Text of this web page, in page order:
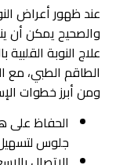
عند ظهور أعراض
والصحيح يمكن أن
علاج النوبة
الطاقم الطبي، مع
ومن أبرز خطوات
الحفاظ
جلوس